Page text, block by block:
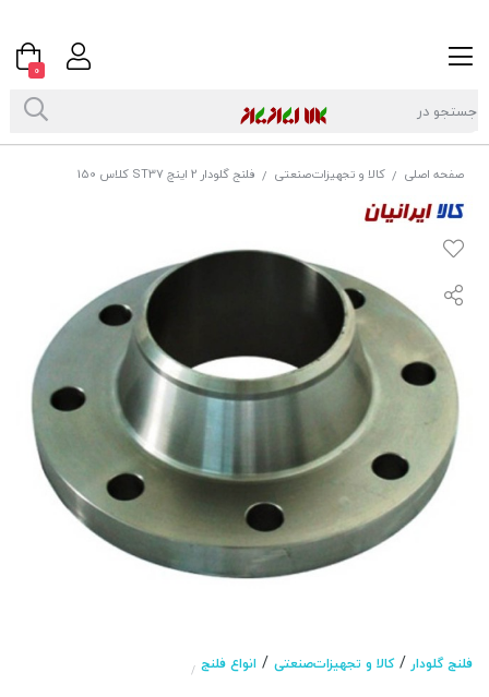
صفحه اصلی / کالا و تجهیزات‌صنعتی / فلنج گلودار 2 اینچ ST37 کلاس 150
فلنج گلودار/کالا و تجهیزات‌صنعتی / انواع فلنج /
0